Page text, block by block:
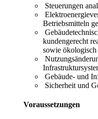
Steuerungen
Betriebsmitteln
kundengerecht
sowie
Gebäude- und
Sicherheit und
Voraussetzungen